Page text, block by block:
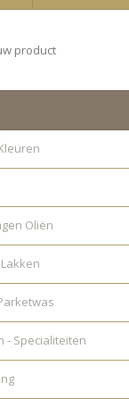
Oliën
- Specialiteiten